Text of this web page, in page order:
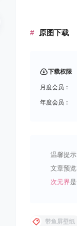
原图下载
下载权限
月度会员：
年度会员：
温馨提示
文章预
次元界
带鱼屏壁纸